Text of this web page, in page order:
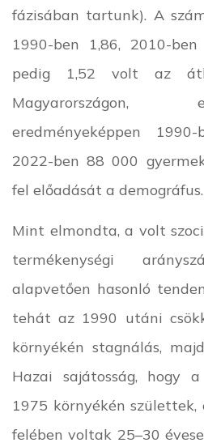
fázisában tartunk). A
1990-ben 1,86, 2010-
pedig 1,52 volt az
eredményeképpen
2022-ben 88 000
fel előadását a demográfus.
Mint elmondta, a volt
termékenységi
alapvetően hasonló
tehát az 1990 utáni
környékén stagnálás,
Hazai sajátosság, hogy
1975 környékén születtek,
felében voltak 25–30